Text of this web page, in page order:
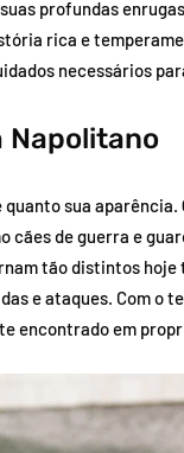
profundas
rica e
necessários
Napolitano
sua aparência.
cães de guerra e
tão distintos
e ataques. Com o
encontrado em